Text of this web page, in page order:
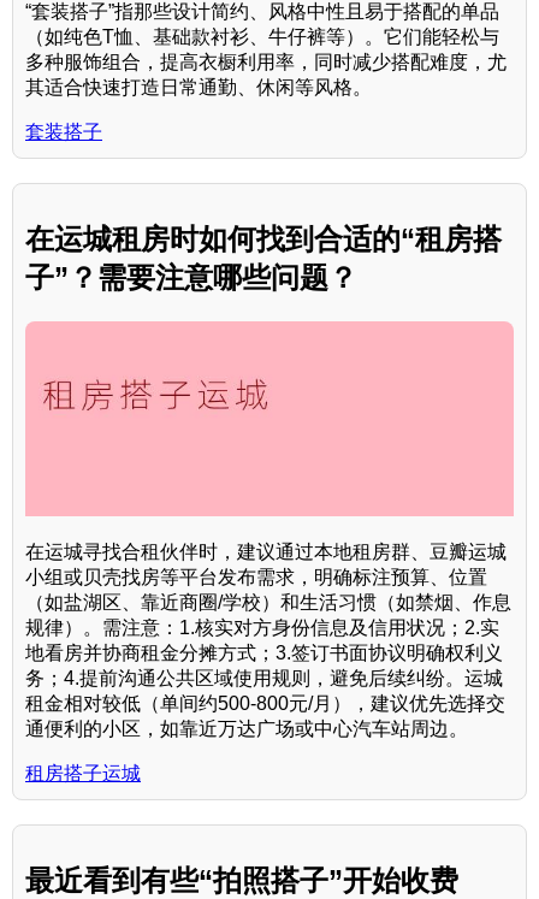
“套装搭子”指那些设计简约、风格中性且易于搭配的单品
（如纯色T恤、基础款衬衫、牛仔裤等）。它们能轻松与
多种服饰组合，提高衣橱利用率，同时减少搭配难度，尤
其适合快速打造日常通勤、休闲等风格。
套装搭子
在运城租房时如何找到合适的“租房搭
子”？需要注意哪些问题？
在运城寻找合租伙伴时，建议通过本地租房群、豆瓣运城
小组或贝壳找房等平台发布需求，明确标注预算、位置
（如盐湖区、靠近商圈/学校）和生活习惯（如禁烟、作息
规律）。需注意：1.核实对方身份信息及信用状况；2.实
地看房并协商租金分摊方式；3.签订书面协议明确权利义
务；4.提前沟通公共区域使用规则，避免后续纠纷。运城
租金相对较低（单间约500-800元/月），建议优先选择交
通便利的小区，如靠近万达广场或中心汽车站周边。
租房搭子运城
最近看到有些“拍照搭子”开始收费